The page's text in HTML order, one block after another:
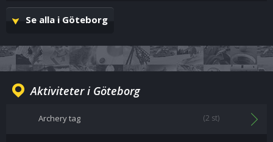
Se alla i Göteborg
Aktiviteter i Göteborg
Archery tag (2 st)